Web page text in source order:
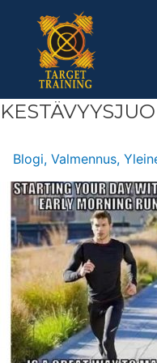
content
Blogi, Valmennus,
KESTÄVYYSJUOKSIJAN
RAVITSEMUS